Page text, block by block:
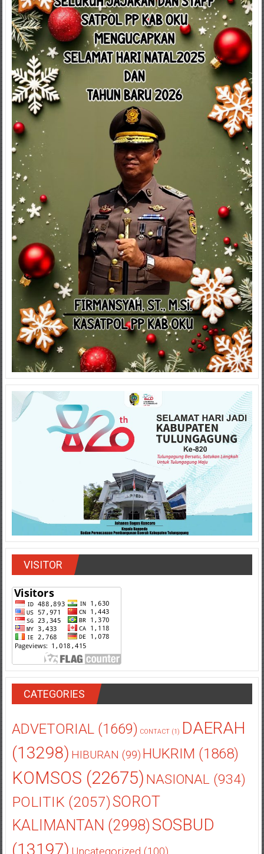
VISITOR
CATEGORIES
ADVETORIAL(1669) CONTACT(1) DAERAH
(13298) HIBURAN (99) HUKRIM (1868)
KOMSOS (22675) NASIONAL(934)
POLITIK(2057)SOROT
KALIMANTAN (2998)SOSBUD
(13197)